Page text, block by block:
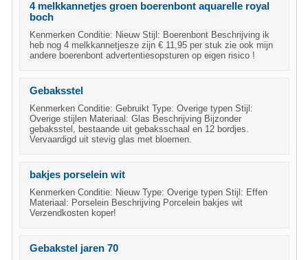
4 melkkannetjes groen boerenbont aquarelle royal
boch
Kenmerken Conditie: Nieuw Stijl: Boerenbont Beschrijving ik
heb nog 4 melkkannetjesze zijn € 11,95 per stuk zie ook mijn
andere boerenbont advertentiesopsturen op eigen risico !
Gebaksstel
Kenmerken Conditie: Gebruikt Type: Overige typen Stijl:
Overige stijlen Materiaal: Glas Beschrijving Bijzonder
gebaksstel, bestaande uit gebaksschaal en 12 bordjes.
Vervaardigd uit stevig glas met bloemen.
bakjes porselein wit
Kenmerken Conditie: Nieuw Type: Overige typen Stijl: Effen
Materiaal: Porselein Beschrijving Porcelein bakjes wit
Verzendkosten koper!
Gebakstel jaren 70